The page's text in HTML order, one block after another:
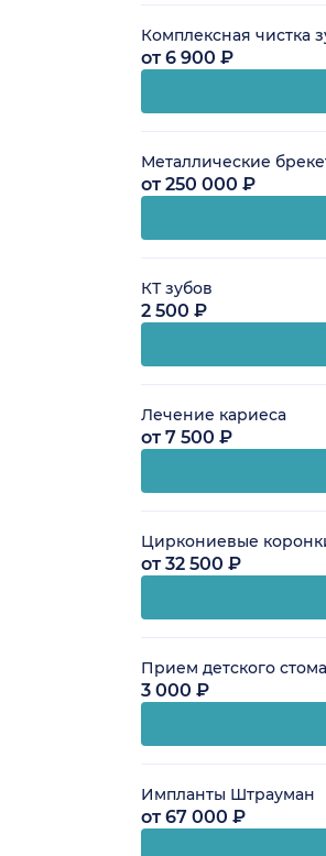
Комплексная чистка
от 6 900 ₽
Металлические
от 250 000 ₽
КТ зубов
2 500 ₽
Лечение кариеса
от 7 500 ₽
Циркониевые
от 32 500 ₽
Прием детского
3 000 ₽
Импланты Штрауман
от 67 000 ₽